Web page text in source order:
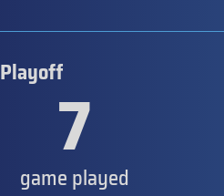
Playoff7
game played